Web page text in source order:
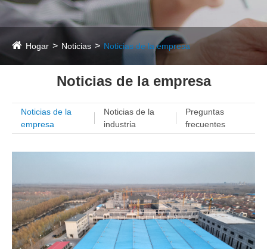
Hogar Noticias Noticias de la empresa
Noticias de la empresa
Noticias de la
empresa
Noticias de la
industria
Preguntas
frecuentes